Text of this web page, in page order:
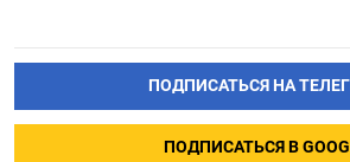
ПОДПИСАТЬСЯ НА
ПОДПИСАТЬСЯ В